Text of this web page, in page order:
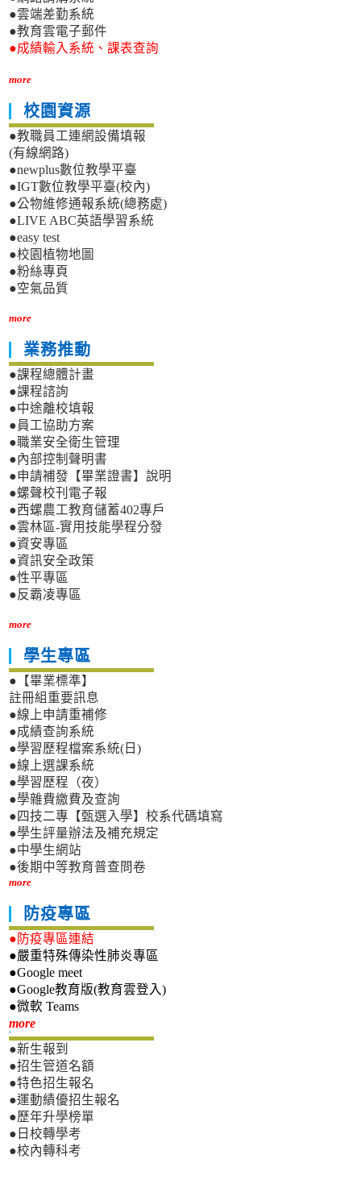
●雲端差勤系統
●教育雲電子郵件
●成績輸入系統、課表查詢
more
校園資源
●教職員工連網設備填報
(有線網路)
●newplus數位教學平臺
●IGT數位教學平臺(校內)
●公物維修通報系統(總務處)
●LIVE ABC英語學習系統
●easy test
●校園植物地圖
●粉絲專頁
●空氣品質
more
業務推動
●課程總體計畫
●課程諮詢
●中途離校填報
●員工協助方案
●職業安全衛生管理
●內部控制聲明書
●申請補發【畢業證書】說明
●螺聲校刊電子報
●西螺農工教育儲蓄402專戶
●雲林區-實用技能學程分發
●資安專區
●資訊安全政策
●性平專區
●反霸凌專區
more
學生專區
●【畢業標準】
註冊組重要訊息
●線上申請重補修
●成績查詢系統
●學習歷程檔案系統(日)
●線上選課系統
●學習歷程（夜）
●學雜費繳費及查詢
●四技二專【甄選入學】校系代碼填寫
●學生評量辦法及補充規定
●中學生網站
●後期中等教育普查問卷
more
防疫專區
●防疫專區連結
●嚴重特殊傳染性肺炎專區
●Google meet
●Google教育版(教育雲登入)
●微軟 Teams
more新生專區
●新生報到
●招生管道名額
●特色招生報名
●運動績優招生報名
●歷年升學榜單
●日校轉學考
●校內轉科考